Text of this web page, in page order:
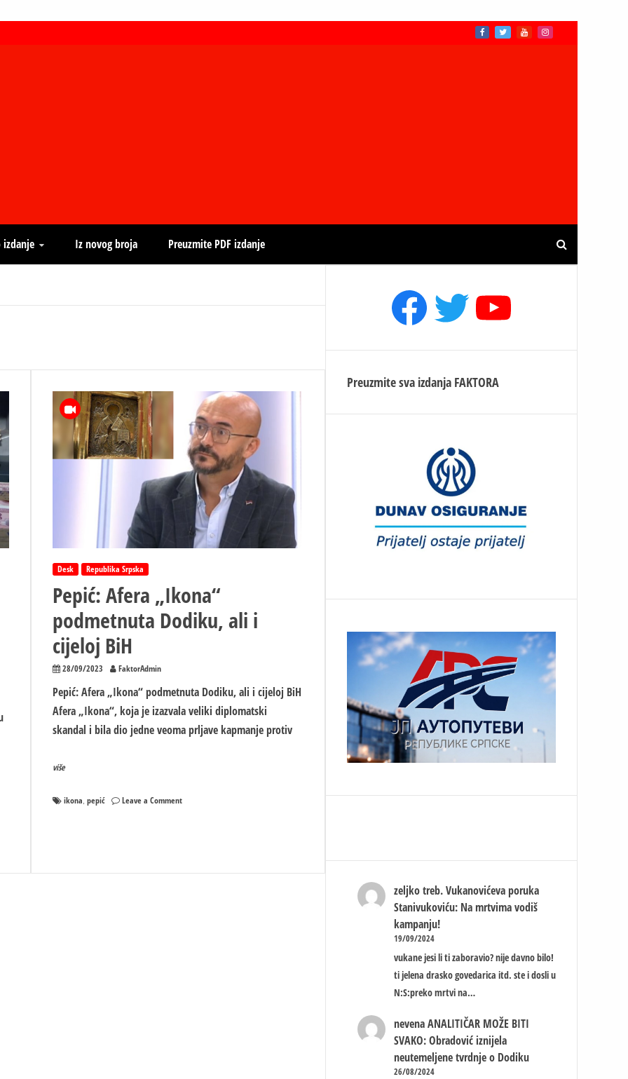
izdanje Iz novog broja Preuzmite PDF izdanje
Desk Republika Srpska
Pepić: Afera „Ikona“
podmetnuta Dodiku, ali i
cijeloj BiH
28/09/2023 FaktorAdmin
Pepić: Afera „Ikona“ podmetnuta Dodiku, ali i cijeloj BiH
Afera „Ikona“, koja je izazvala veliki diplomatski
skandal i bila dio jedne veoma prljave kapmanje protiv
više
ikona,pepić Leave a Commenton
Facebook
TwitterYouTube
Preuzmite sva izdanja FAKTORA
zeljko treb. Vukanovićeva poruka
Stanivukoviću: Na mrtvima vodiš
kampanju!
19/09/2024
vukane jesi li ti zaboravio? nije davno bilo!
ti jelena drasko govedarica itd. ste i dosli u
N:S:preko mrtvi na…
nevena ANALITIČAR MOŽE BITI
SVAKO: Obradović iznijela
neutemeljene tvrdnje o Dodiku
26/08/2024